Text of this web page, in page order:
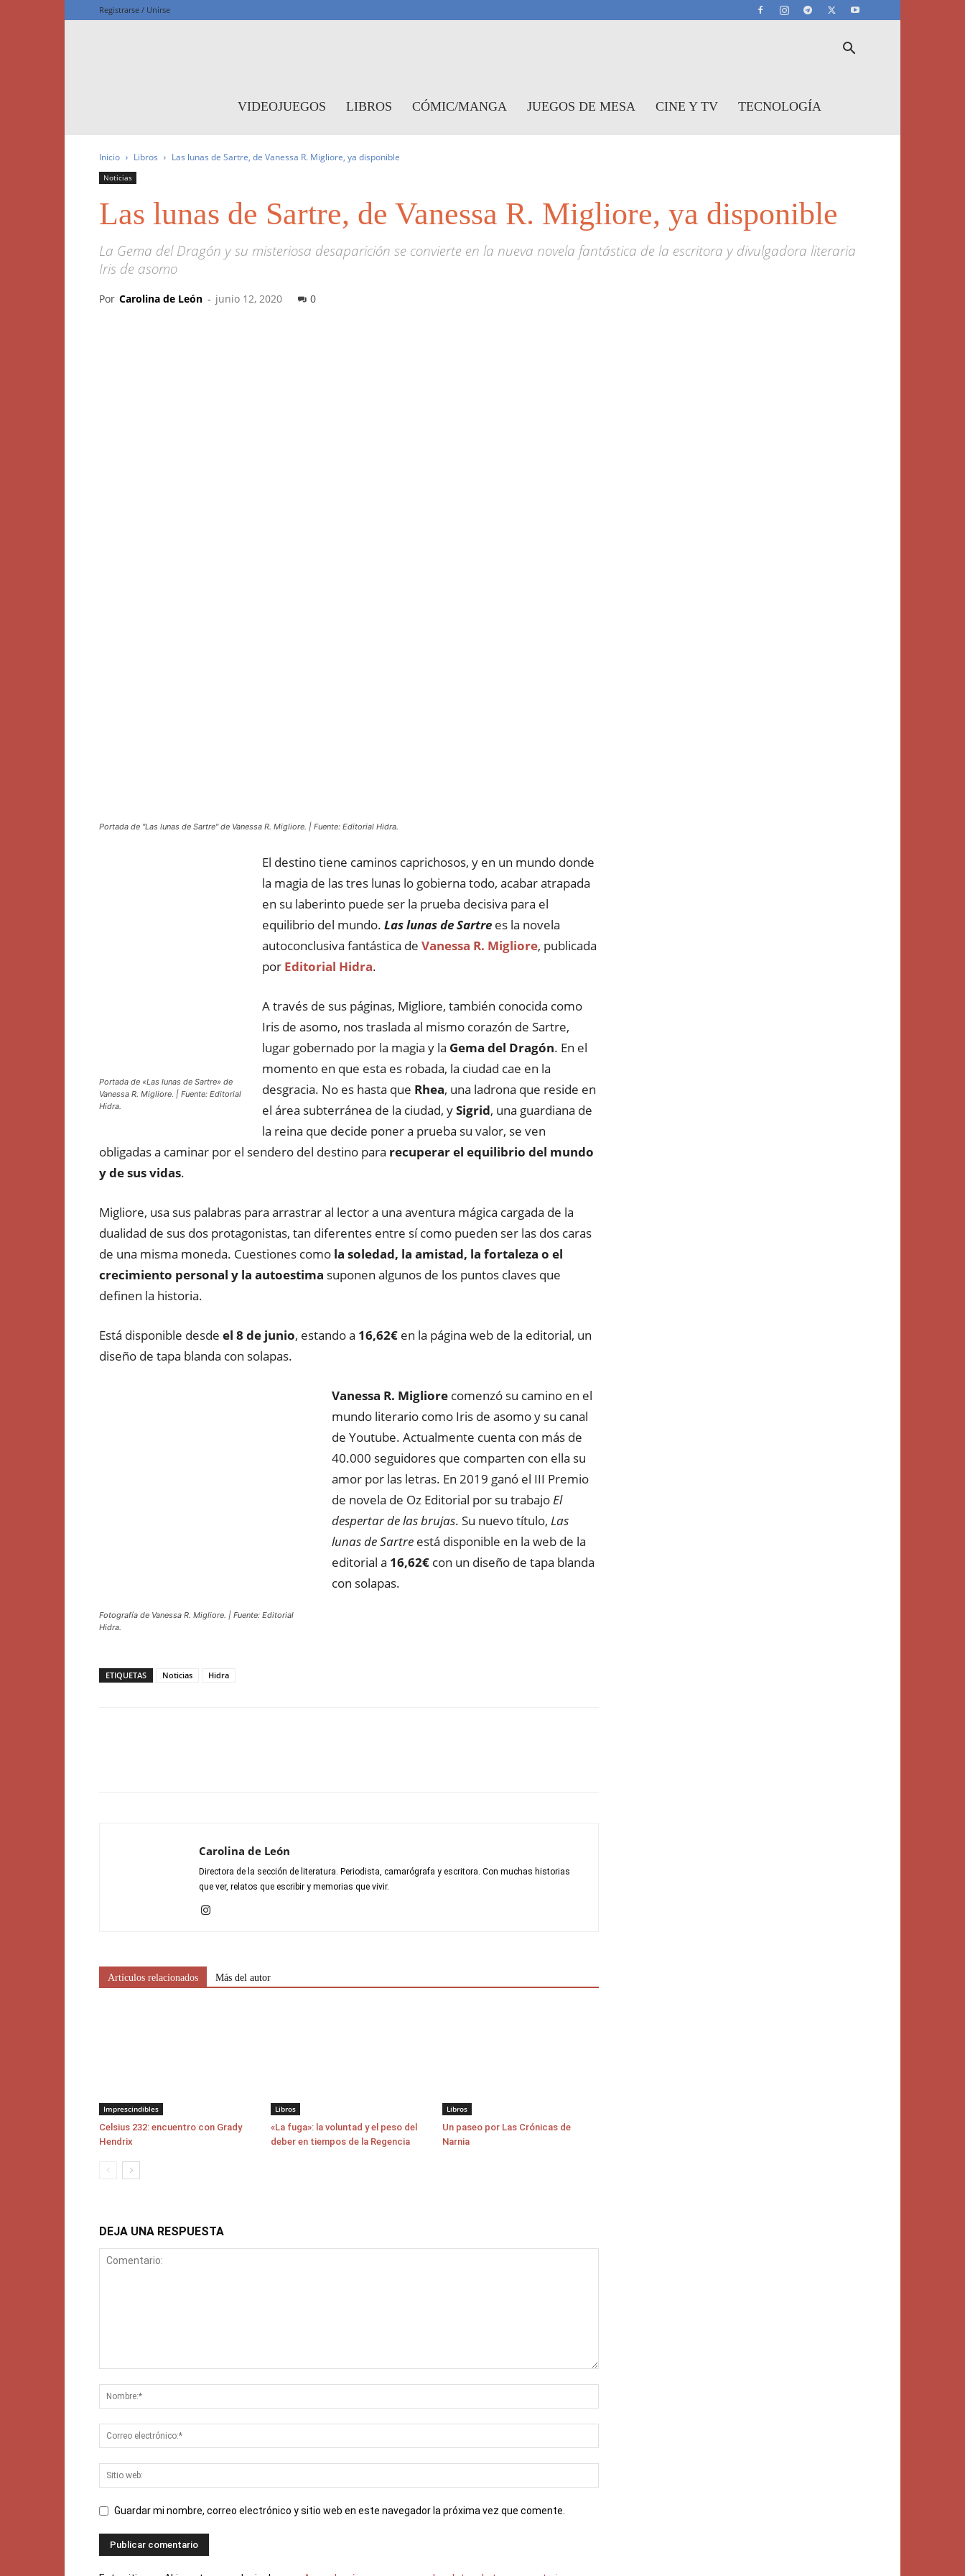
Registrarse / Unirse
VIDEOJUEGOS LIBROS CÓMIC/MANGA JUEGOS DE MESA CINE Y TV TECNOLOGÍA
Inicio Libros Las lunas de Sartre, de Vanessa R. Migliore, ya disponible
Noticias
Las lunas de Sartre, de Vanessa R. Migliore, ya disponible
La Gema del Dragón y su misteriosa desaparición se convierte en la nueva novela fantástica de la escritora y divulgadora literaria
Iris de asomo
Por Carolina de León - junio 12, 2020 0
Portada de "Las lunas de Sartre" de Vanessa R. Migliore. | Fuente: Editorial Hidra.
Portada de «Las lunas de Sartre» de
Vanessa R. Migliore. | Fuente: Editorial
Hidra.
El destino tiene caminos caprichosos, y en un mundo donde
la magia de las tres lunas lo gobierna todo, acabar atrapada
en su laberinto puede ser la prueba decisiva para el
equilibrio del mundo. Las lunas de Sartre es la novela
autoconclusiva fantástica de Vanessa R. Migliore, publicada
por Editorial Hidra.
A través de sus páginas, Migliore, también conocida como
Iris de asomo, nos traslada al mismo corazón de Sartre,
lugar gobernado por la magia y la Gema del Dragón. En el
momento en que esta es robada, la ciudad cae en la
desgracia. No es hasta que Rhea, una ladrona que reside en
el área subterránea de la ciudad, ySigrid, una guardiana de
la reina que decide poner a prueba su valor, se ven
obligadas a caminar por el sendero del destino para recuperar el equilibrio del mundo
y de sus vidas.
Migliore, usa sus palabras para arrastrar al lector a una aventura mágica cargada de la
dualidad de sus dos protagonistas, tan diferentes entre sí como pueden ser las dos caras
de una misma moneda. Cuestiones como la soledad, la amistad, la fortaleza o el
crecimiento personal y la autoestima suponen algunos de los puntos claves que
definen la historia.
Está disponible desde el 8 de junio, estando a 16,62€ en la página web de la editorial, un
diseño de tapa blanda con solapas.
Fotografía de Vanessa R. Migliore. | Fuente: Editorial
Hidra.
Vanessa R. Migliore comenzó su camino en el
mundo literario como Iris de asomo y su canal
de Youtube. Actualmente cuenta con más de
40.000 seguidores que comparten con ella su
amor por las letras. En 2019 ganó el III Premio
de novela de Oz Editorial por su trabajoEl
despertar de las brujas. Su nuevo título, Las
lunas de Sartre está disponible en la web de la
editorial a 16,62€ con un diseño de tapa blanda
con solapas.
ETIQUETAS Noticias Hidra
Carolina de León
Directora de la sección de literatura. Periodista, camarógrafa y escritora. Con muchas historias
que ver, relatos que escribir y memorias que vivir.
Artículos relacionados Más del autor
Imprescindibles
Celsius 232: encuentro con Grady
Hendrix
Libros
«La fuga»: la voluntad y el peso del
deber en tiempos de la Regencia
Libros
Un paseo por Las Crónicas de
Narnia
DEJA UNA RESPUESTA
Guardar mi nombre, correo electrónico y sitio web en este navegador la próxima vez que comente.